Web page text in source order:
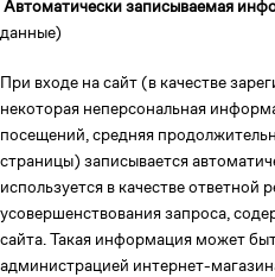
Автоматически записываемая
данные)
При входе на сайт (в качестве
некоторая неперсональная
посещений, средняя
страницы) записывается
используется в качестве ответной
усовершенствования запроса,
сайта. Такая информация может
администрацией интернет-